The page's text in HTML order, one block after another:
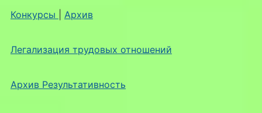
Конкурсы Архив
Легализация трудовых отношений
Архив Результативность